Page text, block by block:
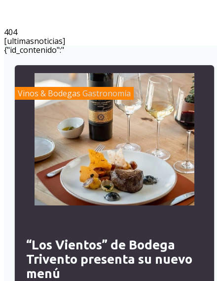
404
[ultimasnoticias]
{"id_contenido":"
Vinos & Bodegas Gastronomía
“Los Vientos” de Bodega
Trivento presenta su nuevo
menú